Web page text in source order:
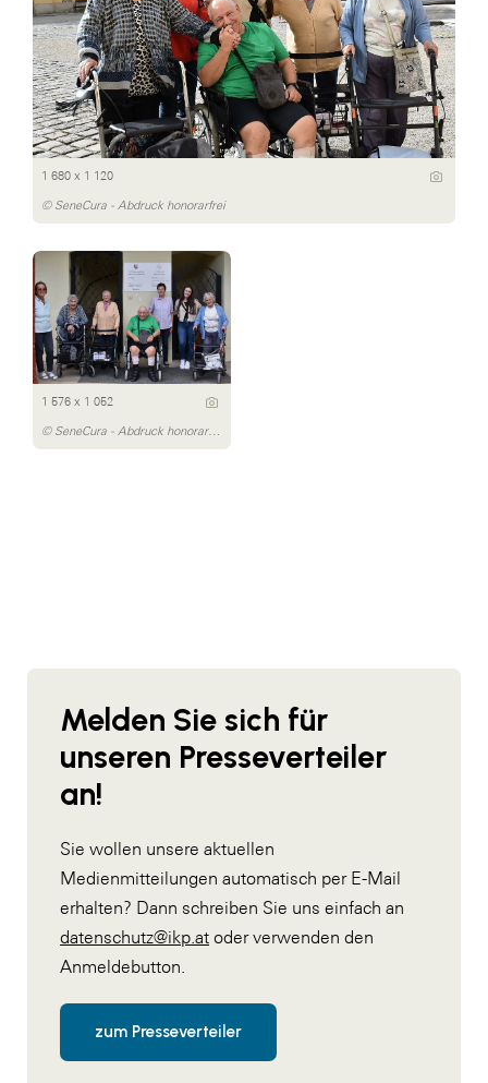
1 680 x 1 120
© SeneCura - Abdruck honorarfrei
1 576 x 1 052
© SeneCura - Abdruck honorarfrei
Melden Sie sich für
unseren Presseverteiler
an!
Sie wollen unsere aktuellen
Medienmitteilungen automatisch per E-Mail
erhalten? Dann schreiben Sie uns einfach an
datenschutz@ikp.at oder verwenden den
Anmeldebutton.
zum Presseverteiler